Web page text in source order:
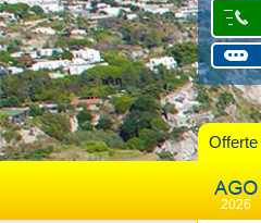
Offerte
2026